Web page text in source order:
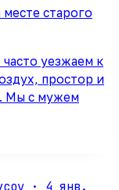
уезжаем к
простор и
Мы с мужем
· 4 янв.